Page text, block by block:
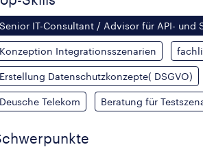
Senior IT-Consultant / Advisor für API-
Konzeption Integrationsszenarien
Erstellung Datenschutzkonzepte( DSGVO)
Deusche Telekom Beratung für